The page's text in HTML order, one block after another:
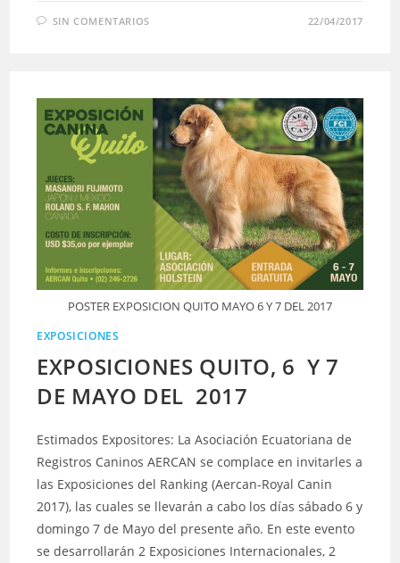
SIN COMENTARIOS 22/04/2017
POSTER EXPOSICION QUITO MAYO 6 Y 7 DEL 2017
EXPOSICIONES
EXPOSICIONES QUITO, 6 Y 7
DE MAYO DEL 2017
Estimados Expositores: La Asociación Ecuatoriana de
Registros Caninos AERCAN se complace en invitarles a
las Exposiciones del Ranking (Aercan-Royal Canin
2017), las cuales se llevarán a cabo los días sábado 6 y
domingo 7 de Mayo del presente año. En este evento
se desarrollarán 2 Exposiciones Internacionales, 2